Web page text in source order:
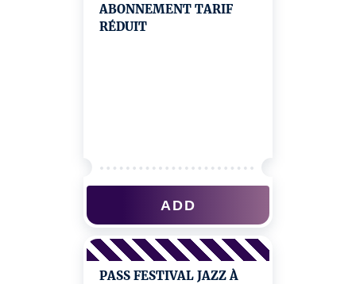
ABONNEMENT TARIF
RÉDUIT
ADD
PASS FESTIVAL JAZZ À